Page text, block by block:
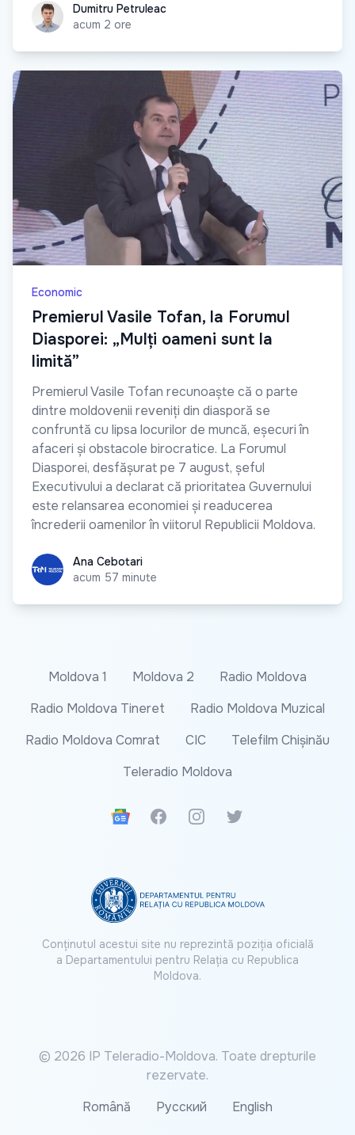
Dumitru Petruleac
Dumitru Petruleac
acum 2 ore
Economic
Premierul Vasile Tofan, la Forumul
Diasporei: „Mulți oameni sunt la
limită”
Premierul Vasile Tofan recunoaște că o parte
dintre moldovenii reveniți din diasporă se
confruntă cu lipsa locurilor de muncă, eșecuri în
afaceri și obstacole birocratice. La Forumul
Diasporei, desfășurat pe 7 august, șeful
Executivului a declarat că prioritatea Guvernului
este relansarea economiei și readucerea
încrederii oamenilor în viitorul Republicii Moldova.
Ana CebotariAna Cebotari
acum 57 minute
Moldova 1 Moldova 2
Radio Moldova
Radio Moldova Tineret
Radio Moldova Muzical
Radio Moldova Comrat
CIC
Telefilm Chișinău
Teleradio Moldova
Google News
FacebookInstagramTwitter
Conținutul acestui site nu reprezintă poziția oficială
a Departamentului pentru Relația cu Republica
Moldova.
© 2026 IP Teleradio-Moldova. Toate drepturile
rezervate.
Română
Русский English